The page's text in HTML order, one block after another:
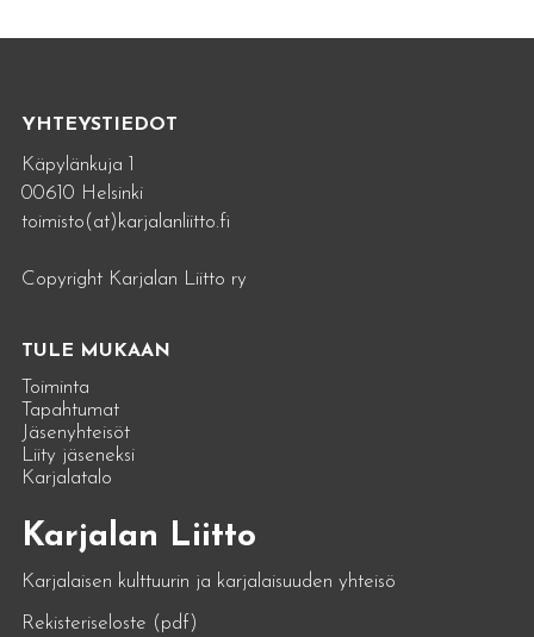
YHTEYSTIEDOT
Käpylänkuja 1
00610 Helsinki
toimisto(at)karjalanliitto.fi
Copyright Karjalan Liitto ry
TULE MUKAAN
Toiminta
Tapahtumat
Jäsenyhteisöt
Liity jäseneksi
Karjalatalo
Karjalan Liitto
Karjalaisen kulttuurin ja karjalaisuuden yhteisö
Rekisteriseloste (pdf)